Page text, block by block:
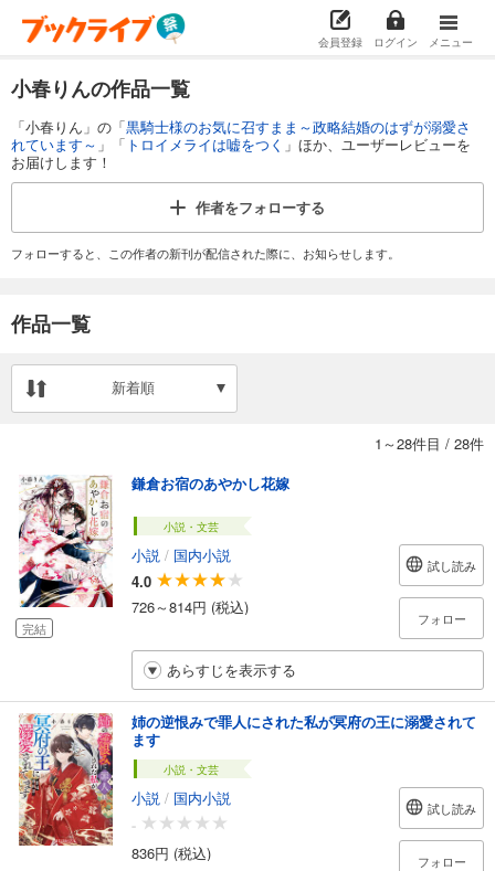
会員登録 ログイン メニュー
小春りんの作品一覧
「小春りん」の「黒騎士様のお気に召すまま～政略結婚のはずが溺愛さ
れています～ 」「 トロイメライは嘘をつく 」ほか、ユーザーレビューを
お届けします！
作者をフォローする
フォローすると、この作者の新刊が配信された際に、お知らせします。
作品一覧
新着順
1～28件目 / 28件
完結
鎌倉お宿のあやかし花嫁
小説・文芸
小説 / 国内小説
4.0
726～814円 (税込)
試し読み
フォロー
あらすじを表示する
姉の逆恨みで罪人にされた私が冥府の王に溺愛されて
ます
小説・文芸
小説 / 国内小説
-
836円 (税込)
試し読み
フォロー